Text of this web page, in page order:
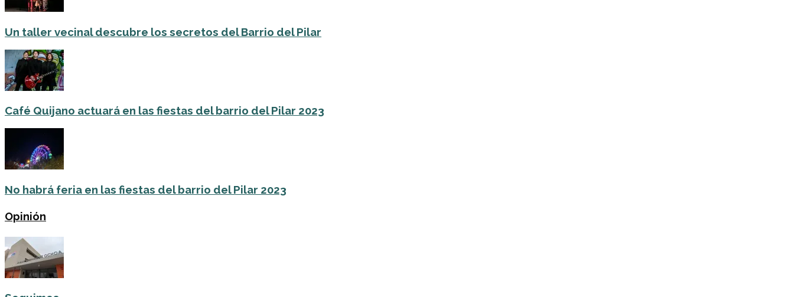
Un taller vecinal descubre los secretos del Barrio del Pilar
Café Quijano actuará en las fiestas del barrio del Pilar 2023
No habrá feria en las fiestas del barrio del Pilar 2023
Opinión